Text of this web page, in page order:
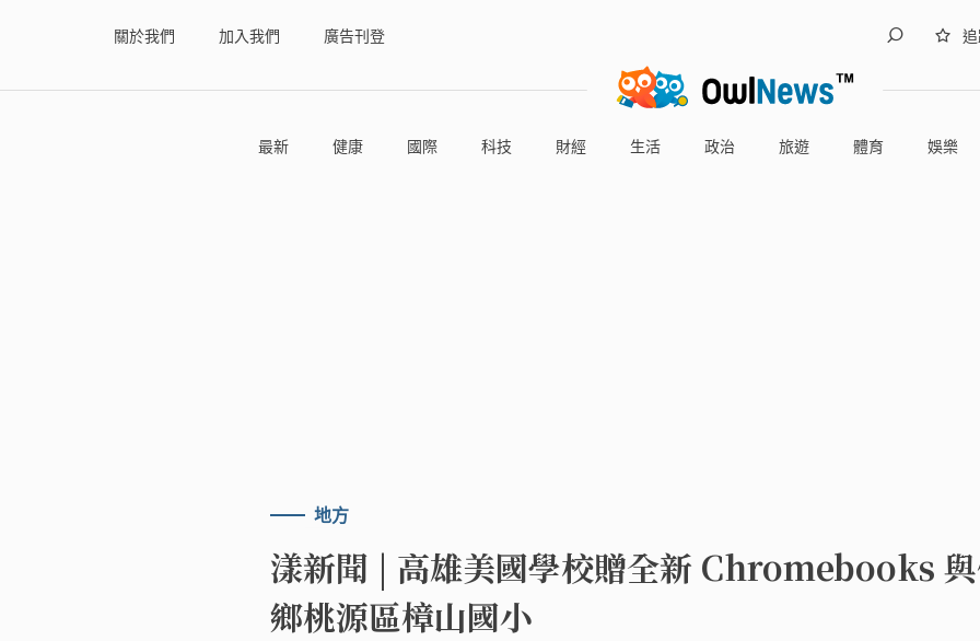
關於我們 加入我們 廣告刊登
最新 健康 國際 科技 財經 生活 政治 旅遊 體育 娛樂
地方
漾新聞 | 高雄美國學校贈全新 Chromebooks
鄉桃源區樟山國小